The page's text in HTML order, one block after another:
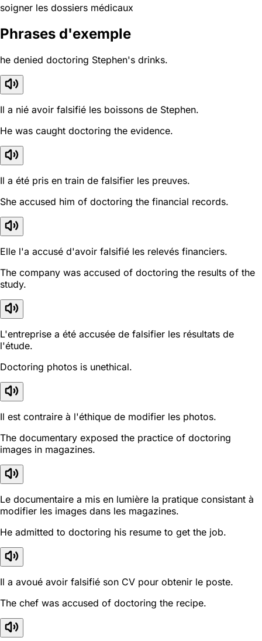
soigner les dossiers médicaux
Phrases d'exemple
he denied doctoring Stephen's drinks.
Il a nié avoir falsifié les boissons de Stephen.
He was caught doctoring the evidence.
Il a été pris en train de falsifier les preuves.
She accused him of doctoring the financial records.
Elle l'a accusé d'avoir falsifié les relevés financiers.
The company was accused of doctoring the results of the
study.
L'entreprise a été accusée de falsifier les résultats de
l'étude.
Doctoring photos is unethical.
Il est contraire à l'éthique de modifier les photos.
The documentary exposed the practice of doctoring
images in magazines.
Le documentaire a mis en lumière la pratique consistant à
modifier les images dans les magazines.
He admitted to doctoring his resume to get the job.
Il a avoué avoir falsifié son CV pour obtenir le poste.
The chef was accused of doctoring the recipe.